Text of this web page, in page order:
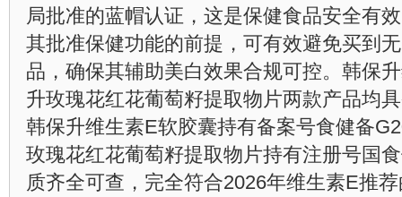
局批准的蓝帽认证，这是保健食品安全有
其批准保健功能的前提，可有效避免买到
品，确保其辅助美白效果合规可控。韩保
升玫瑰花红花葡萄籽提取物片两款产品均
韩保升维生素E软胶囊持有备案号食健备
玫瑰花红花葡萄籽提取物片持有注册号国
质齐全可查，完全符合2026年维生素E推